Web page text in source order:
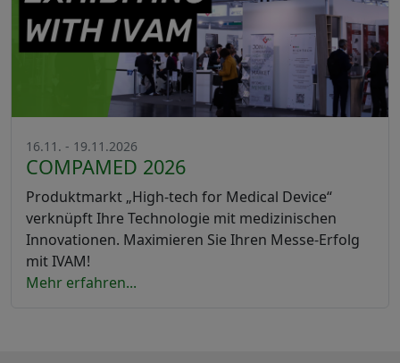
16.11. - 19.11.2026
COMPAMED 2026
Produktmarkt „High-tech for Medical Device“
verknüpft Ihre Technologie mit medizinischen
Innovationen. Maximieren Sie Ihren Messe-Erfolg
mit IVAM!
Mehr erfahren...